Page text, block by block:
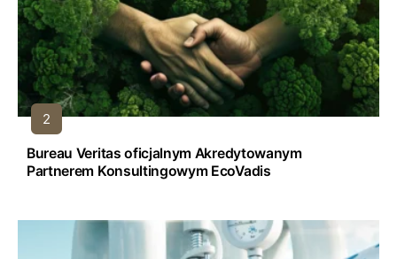
Bureau Veritas oficjalnym Akredytowanym
Partnerem Konsultingowym EcoVadis